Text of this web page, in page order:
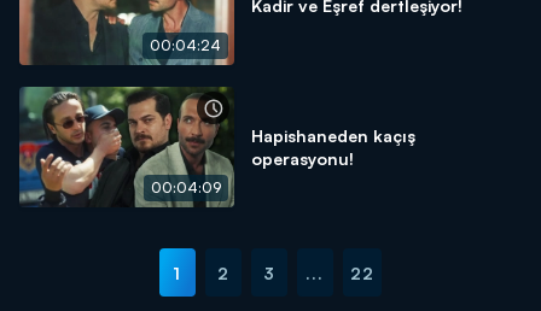
00:04:24
Kadir ve Eşref dertleşiyor!
00:04:09
Hapishaneden kaçış
operasyonu!
1 2 3 ... 22